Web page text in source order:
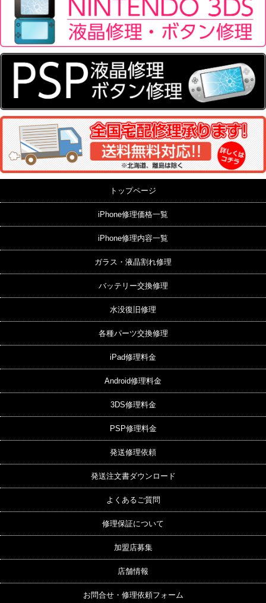
トップページ
iPhone修理価格一覧
iPhone修理内容一覧
ガラス・液晶割れ修理
バッテリー交換修理
水没復旧修理
各種パーツ交換修理
iPad修理料金
Android修理料金
3DS修理料金
PSP修理料金
発送修理依頼
発送注文書ダウンロード
よくあるご質問
修理保証について
加盟店募集
店舗情報
お問合せ・修理依頼フォーム